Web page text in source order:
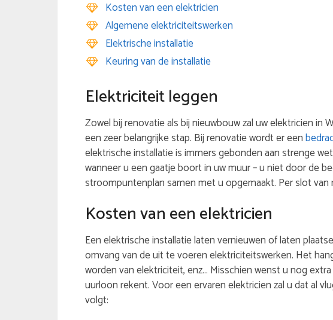
Kosten van een elektricien
Algemene elektriciteitswerken
Elektrische installatie
Keuring van de installatie
Elektriciteit leggen
Zowel bij renovatie als bij nieuwbouw zal uw elektricien
een zeer belangrijke stap. Bij renovatie wordt er een
elektrische installatie is immers gebonden aan strenge
wanneer u een gaatje boort in uw muur – u niet door de
stroompuntenplan samen met u opgemaakt. Per slot
Kosten van een elektricien
Een elektrische installatie laten vernieuwen of laten
omvang van de uit te voeren elektriciteitswerken. Het
worden van elektriciteit, enz… Misschien wenst u nog
uurloon rekent. Voor een ervaren elektricien zal u dat al
volgt: